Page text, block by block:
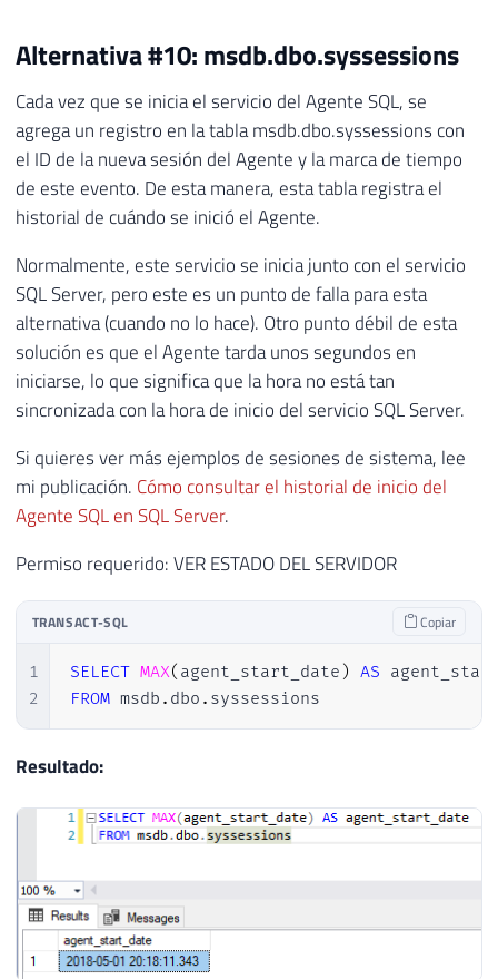
Alternativa #10: msdb.dbo.syssessions
Cada vez que se inicia el servicio del Agente SQL, se
agrega un registro en la tabla msdb.dbo.syssessions con
el ID de la nueva sesión del Agente y la marca de tiempo
de este evento. De esta manera, esta tabla registra el
historial de cuándo se inició el Agente.
Normalmente, este servicio se inicia junto con el servicio
SQL Server, pero este es un punto de falla para esta
alternativa (cuando no lo hace). Otro punto débil de esta
solución es que el Agente tarda unos segundos en
iniciarse, lo que significa que la hora no está tan
sincronizada con la hora de inicio del servicio SQL Server.
Si quieres ver más ejemplos de sesiones de sistema, lee
mi publicación. Cómo consultar el historial de inicio del
Agente SQL en SQL Server.
Permiso requerido: VER ESTADO DEL SERVIDOR
TRANSACT-SQL Copiar
1
2
SELECT MAX( agent_start_date ) AS
FROM msdb . dbo . syssessions
Resultado: